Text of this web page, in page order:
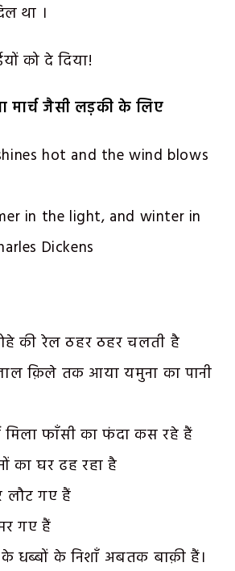
था ।
को दे दिया!
मार्च जैसी लड़की के लिए
hot and the wind blows
in the light, and winter in
Dickens
की रेल ठहर ठहर चलती है
क़िले तक आया यमुना का पानी
मिला फाँसी का फंदा कस रहे हैं
का घर ढह रहा है
लौट गए हैं
गए हैं
के धब्बों के निशाँ अबतक बाक़ी हैं।